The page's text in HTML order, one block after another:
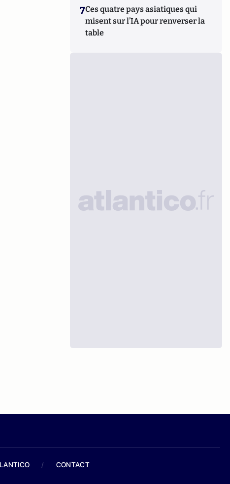
7Ces quatre pays asiatiques qui
misent sur l’IA pour renverser la
table
/ CONTACT